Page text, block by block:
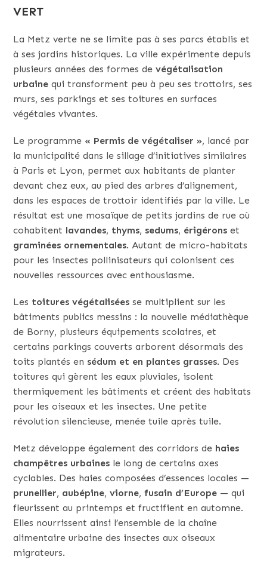
VERT
La Metz verte ne se limite pas à ses parcs établis et
à ses jardins historiques. La ville expérimente depuis
plusieurs années des formes devégétalisation
urbaine qui transforment peu à peu ses trottoirs, ses
murs, ses parkings et ses toitures en surfaces
végétales vivantes.
Le programme « Permis de végétaliser », lancé par
la municipalité dans le sillage d’initiatives similaires
à Paris et Lyon, permet aux habitants de planter
devant chez eux, au pied des arbres d’alignement,
dans les espaces de trottoir identifiés par la ville. Le
résultat est une mosaïque de petits jardins de rue où
cohabitent lavandes, thyms, sedums, érigérons et
graminées ornementales. Autant de micro-habitats
pour les insectes pollinisateurs qui colonisent ces
nouvelles ressources avec enthousiasme.
Les toitures végétalisées se multiplient sur les
bâtiments publics messins : la nouvelle médiathèque
de Borny, plusieurs équipements scolaires, et
certains parkings couverts arborent désormais des
toits plantés en sédum et en plantes grasses. Des
toitures qui gèrent les eaux pluviales, isolent
thermiquement les bâtiments et créent des habitats
pour les oiseaux et les insectes. Une petite
révolution silencieuse, menée tuile après tuile.
Metz développe également des corridors de haies
champêtres urbaines le long de certains axes
cyclables. Des haies composées d’essences locales —
prunellier, aubépine,viorne,fusain d’Europe — qui
fleurissent au printemps et fructifient en automne.
Elles nourrissent ainsi l’ensemble de la chaîne
alimentaire urbaine des insectes aux oiseaux
migrateurs.